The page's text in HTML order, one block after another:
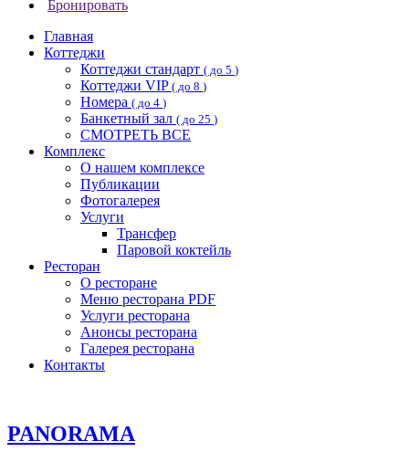
Бронировать
Главная
Коттеджи
Коттеджи стандарт ( до 5 )
Коттеджи VIP ( до 8 )
Номера ( до 4 )
Банкетный зал ( до 25 )
СМОТРЕТЬ ВСЕ
Комплекс
О нашем комплексе
Публикации
Фотогалерея
Услуги
Трансфер
Паровой коктейль
Ресторан
О ресторане
Меню ресторана PDF
Услуги ресторана
Анонсы ресторана
Галерея ресторана
Контакты
PANORAMA